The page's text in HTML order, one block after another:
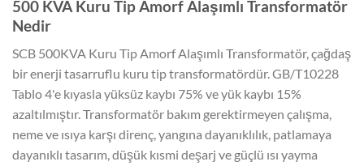
500 KVA Kuru Tip Amorf Alaşımlı Transformatör
Nedir
SCB 500KVA Kuru Tip Amorf Alaşımlı Transformatör, çağdaş
bir enerji tasarruflu kuru tip transformatördür. GB/T10228
Tablo 4'e kıyasla yüksüz kaybı 75% ve yük kaybı 15%
azaltılmıştır. Transformatör bakım gerektirmeyen çalışma,
neme ve ısıya karşı direnç, yangına dayanıklılık, patlamaya
dayanıklı tasarım, düşük kısmi deşarj ve güçlü ısı yayma